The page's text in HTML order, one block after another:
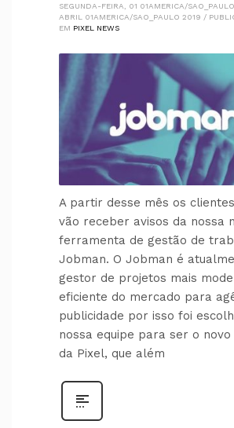
SEGUNDA-FEIRA, 01 01AMERICA/SAO_PAULO
ABRIL 01AMERICA/SAO_PAULO 2019 /
EM PIXEL NEWS
A partir desse mês os
vão receber avisos da nossa
ferramenta de gestão de
Jobman. O Jobman é
gestor de projetos mais
eficiente do mercado para
publicidade por isso foi
nossa equipe para ser o novo
da Pixel, que além